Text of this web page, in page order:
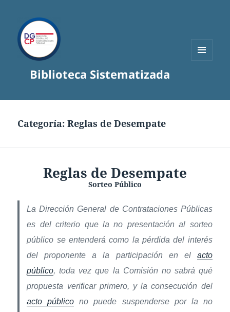
Biblioteca Sistematizada
Categoría:Reglas de Desempate
Reglas de Desempate
Sorteo Público
La Dirección General de Contrataciones Públicas
es del criterio que la no presentación al sorteo
público se entenderá como la pérdida del interés
del proponente a la participación en el acto
público, toda vez que la Comisión no sabrá qué
propuesta verificar primero, y la consecución del
acto público no puede suspenderse por la no